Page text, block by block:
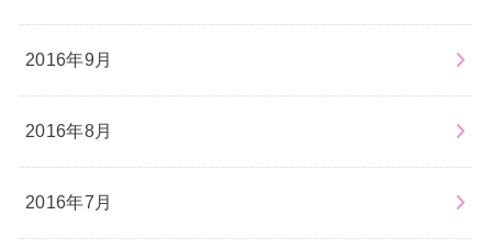
2016年9月
2016年8月
2016年7月